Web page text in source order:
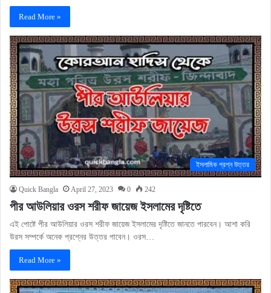
Read More »
ইসলামিক প্রশ্ন উত্তর
Quick Bangla April 27, 2023 0 242
পীর আউলিয়ার ওরস শরীফ জায়েজ ইসলামের দৃষ্টিতে
এই পোষ্টে পীর আউলিয়ার ওরস শরীফ জায়েজ ইসলামের দৃষ্টিতে জানতে পারবেন। আশা করি
উরস সম্পর্কে অনেক প্রশ্নের উত্তর পাবেন। ওরস…
Read More »